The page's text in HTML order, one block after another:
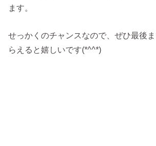
ます。
せっかくのチャンスなので、ぜひ最後
らえると嬉しいです(*^^*)